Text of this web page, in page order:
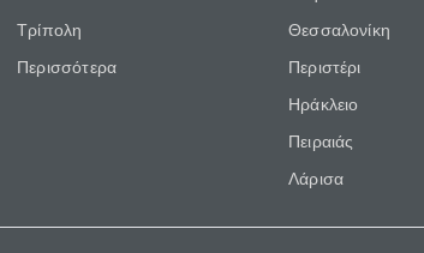
Τρίπολη
Περισσότερα
Θεσσαλονίκη
Περιστέρι
Ηράκλειο
Πειραιάς
Λάρισα